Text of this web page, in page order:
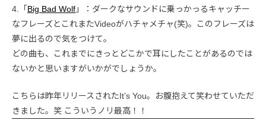
4.「 Big Bad Wolf 」：ダークなサウンドに乗っかっるキャッチー
なフレーズとこれまたVideoがハチャメチャ(笑)。このフレーズは
夢に出るので気をつけて。
どの曲も、これまでにきっとどこかで耳にしたことがあるのでは
ないかと思いますがいかがでしょうか。
こちらは昨年リリースされたIt’s You。お腹抱えて笑わせていただ
きました。笑 こういうノリ最高！！